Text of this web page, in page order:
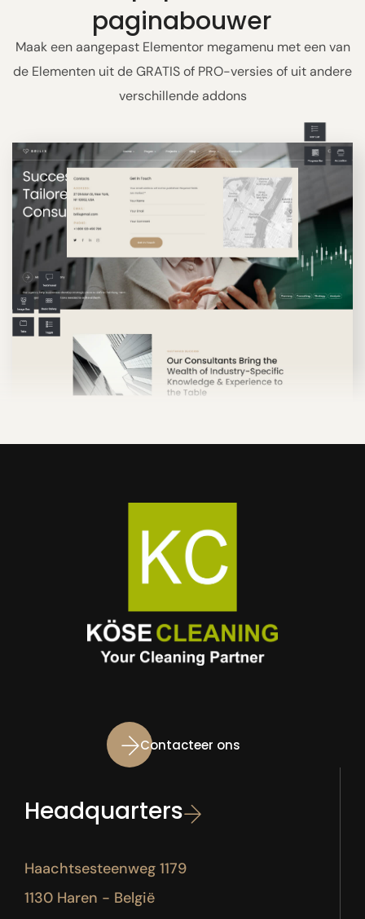
paginabouwer
Maak een aangepast Elementor megamenu met een van
de Elementen uit de GRATIS of PRO-versies of uit andere
verschillende addons
Contacteer ons
Headquarters
Haachtsesteenweg 1179
1130 Haren - België